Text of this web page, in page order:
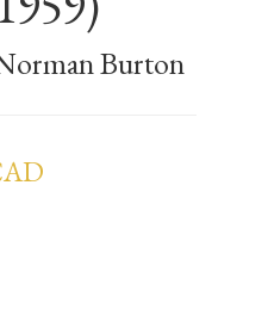
Burton